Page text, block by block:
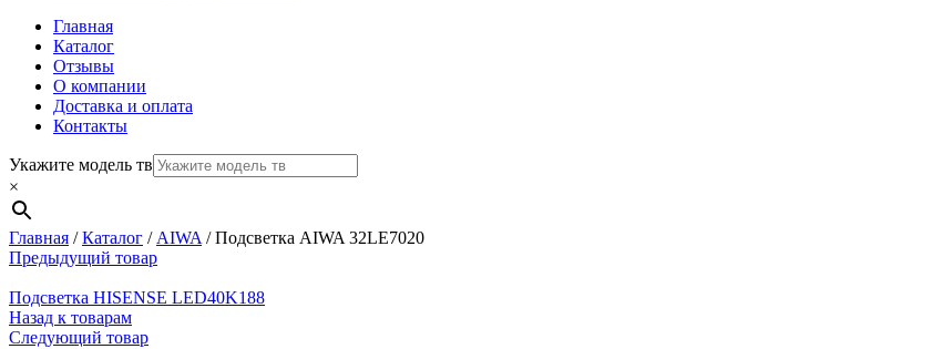
Главная
Каталог
Отзывы
О компании
Доставка и оплата
Контакты
Укажите модель тв
×
Главная /Каталог / AIWA /Подсветка AIWA 32LE7020
Предыдущий товар
Подсветка HISENSE LED40K188
Назад к товарам
Следующий товар